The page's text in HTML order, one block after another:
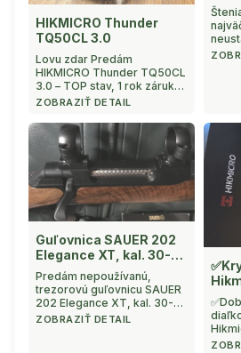
HIKMICRO Thunder
TQ50CL 3.0
Lovu zdar Predám
HIKMICRO Thunder TQ50CL
3.0 – TOP stav, 1 rok záruky,
3 batérie Predám špičkovú
HIKMICRO Thunder TQ50CL
3.0 vo výbornom stave.
Prístroj je plne fu ...
ZOBRAZIŤ DETAIL
Guľovnica SAUER 202
Elegance XT, kal. 30-
06 Sprg., vrátane QR
montáže 30mm a orig.
Niggeloh popruhu
Predám nepoužívanú,
trezorovú guľovnicu SAUER
202 Elegance XT, kal. 30-06
Sprg., s kompletnou
ZOBRAZIŤ DETAIL